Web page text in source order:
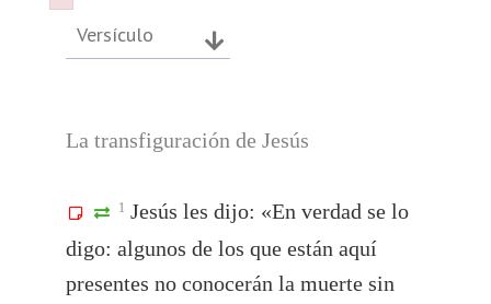
Versículo
La transfiguración de Jesús
1 Jesús les dijo: «En verdad se lo
digo: algunos de los que están aquí
presentes no conocerán la muerte sin
Failed to initialize plugin: wplink
Failed to initialize plugin: wplink